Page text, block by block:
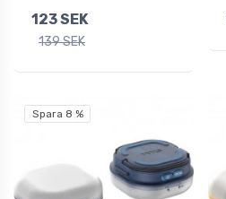
123 SEK
139 SEK
Spara 8 %